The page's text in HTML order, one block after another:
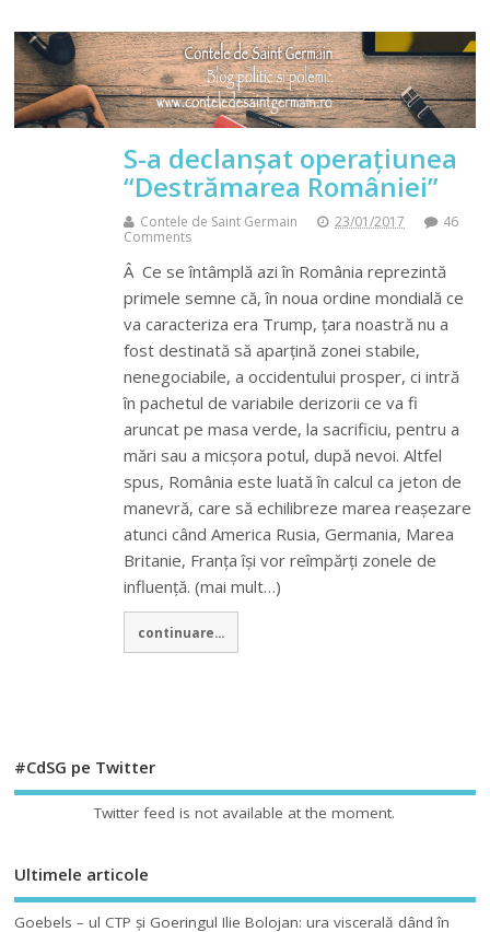
S-a declanșat operațiunea
“Destrămarea României”
Contele de Saint Germain 23/01/2017
46
Comments
Â Ce se întâmplă azi în România reprezintă
primele semne că, în noua ordine mondială ce
va caracteriza era Trump, țara noastră nu a
fost destinată să aparțină zonei stabile,
nenegociabile, a occidentului prosper, ci intră
în pachetul de variabile derizorii ce va fi
aruncat pe masa verde, la sacrificiu, pentru a
mări sau a micșora potul, după nevoi. Altfel
spus, România este luată în calcul ca jeton de
manevră, care să echilibreze marea reașezare
atunci când America Rusia, Germania, Marea
Britanie, Franța își vor reîmpărți zonele de
influență. (mai mult…)
continuare...
#CdSG pe Twitter
Twitter feed is not available at the moment.
Ultimele articole
Goebels – ul CTP şi Goeringul Ilie Bolojan: ura viscerală dând în